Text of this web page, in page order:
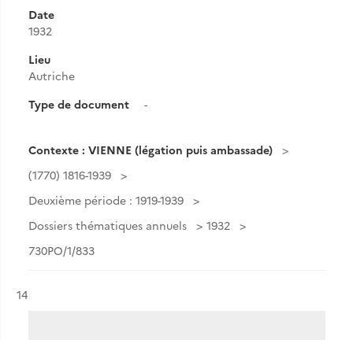
Date
1932
Lieu
Autriche
Type de document
-
Contexte : VIENNE (légation puis ambassade)
(1770) 1816-1939
Deuxième période : 1919-1939
Dossiers thématiques annuels
1932
730PO/1/833
Résultat n°
14